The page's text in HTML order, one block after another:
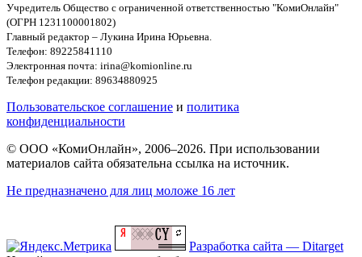
Учредитель Общество с ограниченной ответственностью "КомиОнлайн"
(ОГРН 1231100001802)
Главный редактор – Лукина Ирина Юрьевна.
Телефон: 89225841110
Электронная почта: irina@komionline.ru
Телефон редакции: 89634880925
Пользовательское соглашение и политика
конфиденциальности
© ООО «КомиОнлайн», 2006–2026. При использовании
материалов сайта обязательна ссылка на источник.
Не предназначено для лиц моложе 16 лет
Разработка сайта — Ditarget